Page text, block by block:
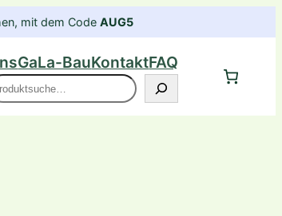
mit dem Code AUG5
GaLa-BauKontaktFAQ